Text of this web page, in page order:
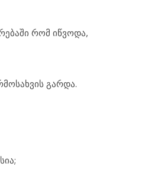
ბაში რომ იწვოდა,
მოსახვის გარდა.
სია;